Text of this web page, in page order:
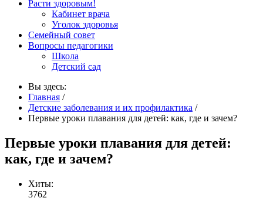
Расти здоровым!
Кабинет врача
Уголок здоровья
Семейный совет
Вопросы педагогики
Школа
Детский сад
Вы здесь:
Главная /
Детские заболевания и их профилактика /
Первые уроки плавания для детей: как, где и зачем?
Первые уроки плавания для детей:
как, где и зачем?
Хиты:
3762